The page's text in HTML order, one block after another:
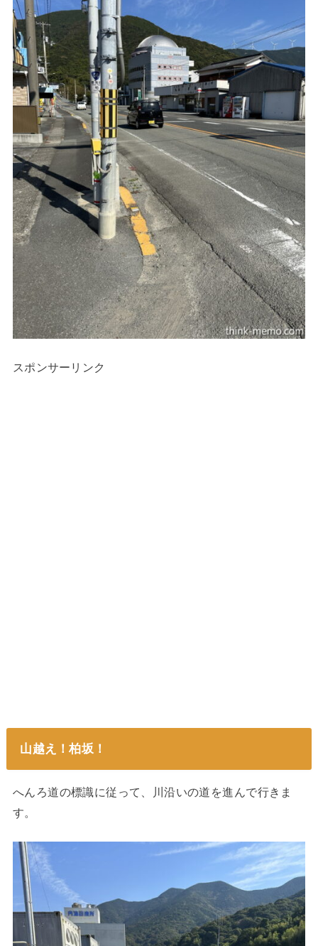
スポンサーリンク
山越え！柏坂！
へんろ道の標識に従って、川沿いの道を進んで行きま
す。